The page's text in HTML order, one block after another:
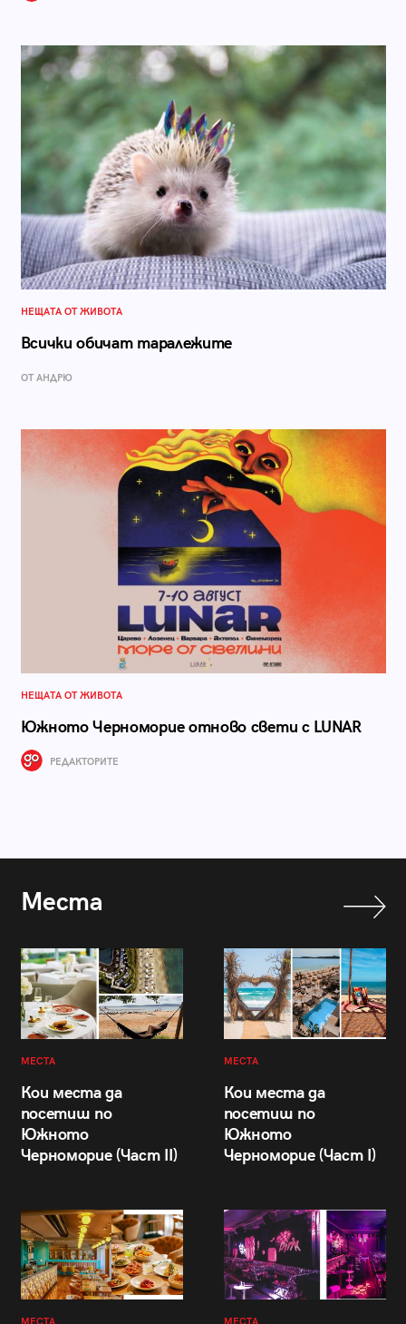
НЕЩАТА ОТ ЖИВОТА
Всички обичат таралежите
ОТ АНДРЮ
НЕЩАТА ОТ ЖИВОТА
Южното Черноморие отново свети с LUNAR
РЕДАКТОРИТЕ
Места
МЕСТА
Кои места да
посетиш по
Южното
Черноморие (Част II)
МЕСТА
Кои места да
посетиш по
Южното
Черноморие (Част I)